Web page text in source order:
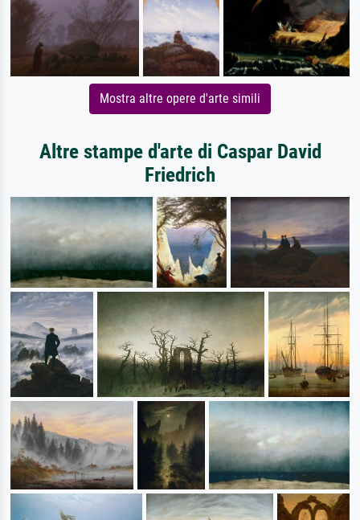
Mostra altre opere d'arte simili
Altre stampe d'arte di Caspar David
Friedrich